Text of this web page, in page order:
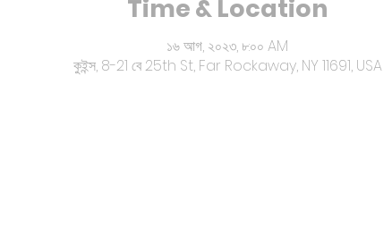
Time & Location
১৬ আগ, ২০২৩, ৮:০০ AM
কুইন্স, 8-21 বে 25th St, Far Rockaway, NY 11691, USA